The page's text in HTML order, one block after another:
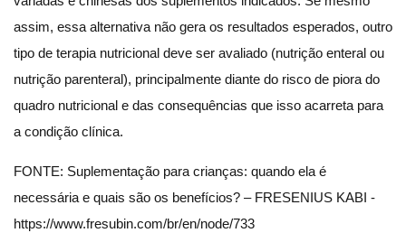
assim, essa alternativa não gera os resultados esperados, outro
tipo de terapia nutricional deve ser avaliado (nutrição enteral ou
nutrição parenteral), principalmente diante do risco de piora do
quadro nutricional e das consequências que isso acarreta para
a condição clínica.
FONTE: Suplementação para crianças: quando ela é
necessária e quais são os benefícios? – FRESENIUS KABI -
https://www.fresubin.com/br/en/node/733